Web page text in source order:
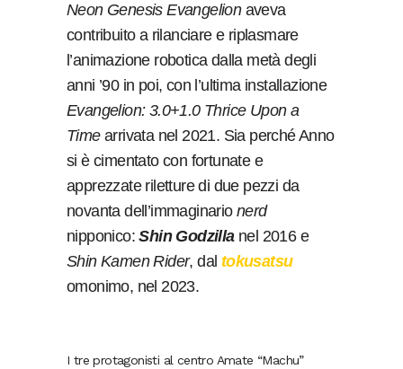
Neon Genesis Evangelionaveva
contribuito a rilanciare e riplasmare
l’animazione robotica dalla metà degli
anni ’90 in poi, con l’ultima installazione
Evangelion: 3.0+1.0 Thrice Upon a
Timearrivata nel 2021. Sia perché Anno
si è cimentato con fortunate e
apprezzate riletture di due pezzi da
novanta dell’immaginario nerd
nipponico:Shin Godzilla nel 2016 e
Shin Kamen Rider, dal tokusatsu
omonimo, nel 2023.
I tre protagonisti al centro Amate “Machu”